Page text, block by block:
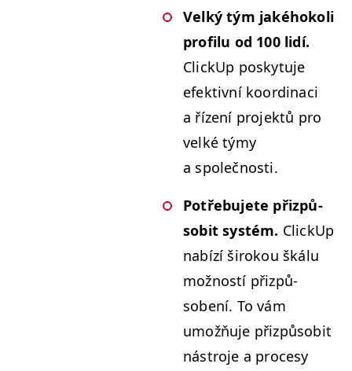
Velký tým jakéhokoli
pro­filu od 100 lidí.
Click­Up posky­tu­je
efek­tivní koor­di­naci
a řízení pro­jek­tů pro
velké týmy
a společnosti.
Potře­bu­jete přizpů­
so­bit sys­tém. Click­Up
nabízí širok­ou škálu
možnos­tí přizpů­
sobení. To vám
umožňu­je přizpů­so­bit
nástro­je a pro­cesy